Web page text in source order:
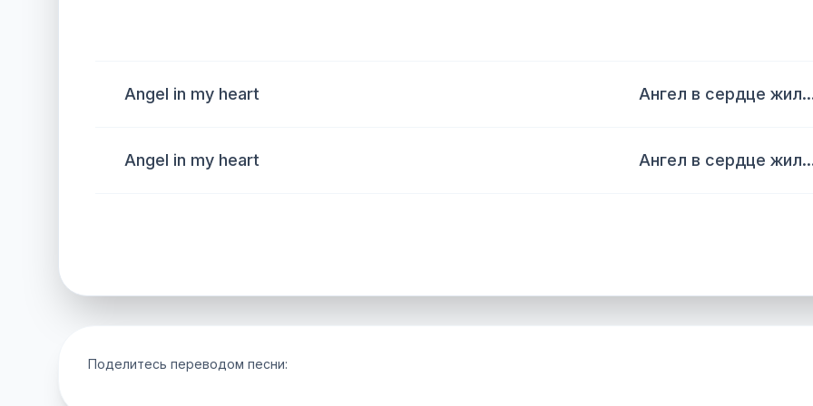
Angel in my heart Ангел в сердце
Angel in my heart Ангел в сердце
Поделитесь переводом песни: